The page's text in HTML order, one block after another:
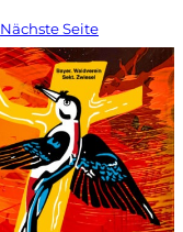
Nächste Seite